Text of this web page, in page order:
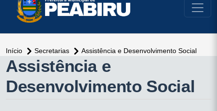
Início Secretarias
Assistência e Desenvolvimento Social
conteúdo
principal
Assistência e
Desenvolvimento Social